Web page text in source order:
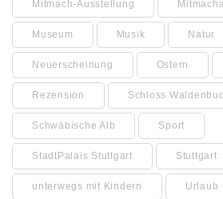
Mitmach-Ausstellung
Museum Musik Natur
Neuerscheinung Ostern
Rezension Schloss
Schwäbische Alb Sport
StadtPalais Stuttgart Stuttgart
unterwegs mit Kindern Urlaub